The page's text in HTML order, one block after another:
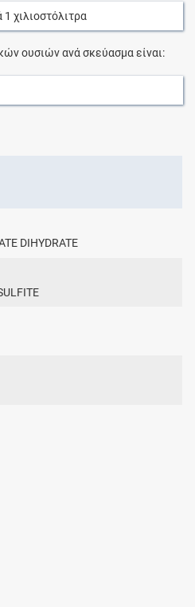
1 χιλιοστόλιτρα
ουσιών ανά σκεύασμα είναι:
DIHYDRATE